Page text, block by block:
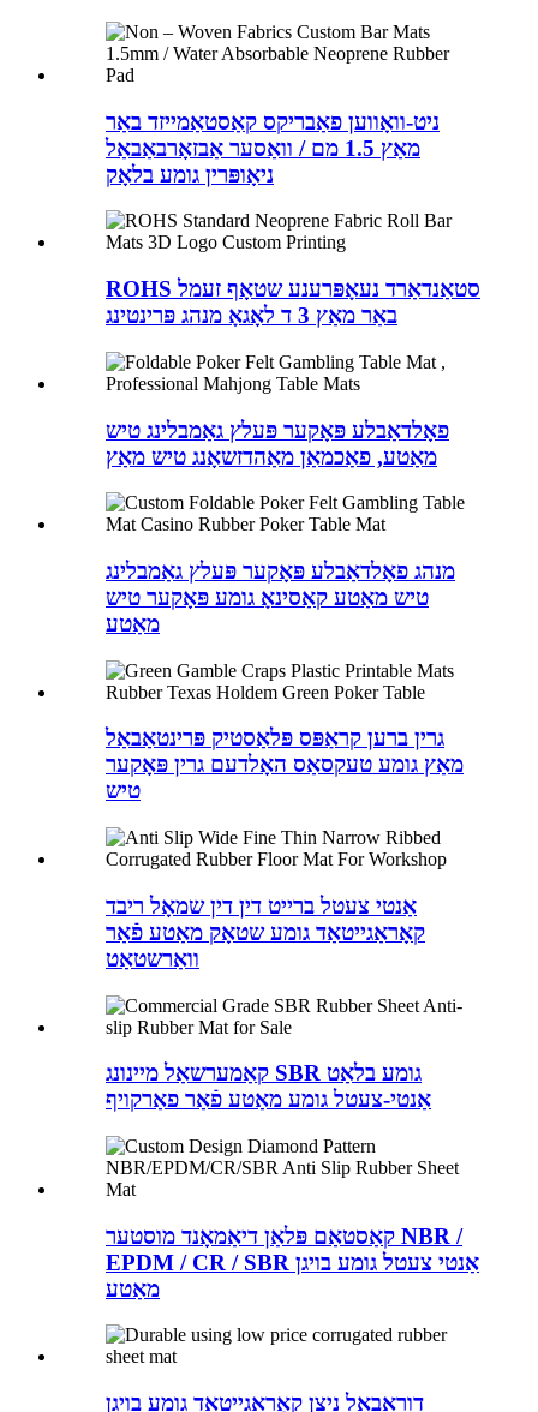
ניט-וואָווען פאַבריקס קאַסטאַמייזד באַר
מאַץ 1.5 מם / וואַסער אַבזאָרבאַבאַל
ניאָופּרין גומע בלאָק
ROHS סטאַנדאַרד נעאָפּרענע שטאָף זעמל
באַר מאַץ 3 ד לאָגאָ מנהג פּרינטינג
פאָלדאַבלע פּאָקער פּעלץ גאַמבלינג טיש
מאַטע, פאַכמאַן מאַהדזשאָנג טיש מאַץ
מנהג פאָלדאַבלע פּאָקער פּעלץ גאַמבלינג
טיש מאַטע קאַסינאָ גומע פּאָקער טיש
מאַטע
גרין ברען קראַפּס פּלאַסטיק פּרינטאַבאַל
מאַץ גומע טעקסאַס האָלדעם גרין פּאָקער
טיש
אַנטי צעטל ברייט דין דין שמאָל ריבד
קאָראַגייטאַד גומע שטאָק מאַטע פֿאַר
וואַרשטאַט
קאַמערשאַל מיינונג SBR גומע בלאַט
אַנטי-צעטל גומע מאַטע פֿאַר פאַרקויף
קאַסטאַם פּלאַן דיאַמאָנד מוסטער NBR /
EPDM / CR / SBR אַנטי צעטל גומע בויגן
מאַטע
דוראַבאַל ניצן קאָראַגייטאַד גומע בויגן